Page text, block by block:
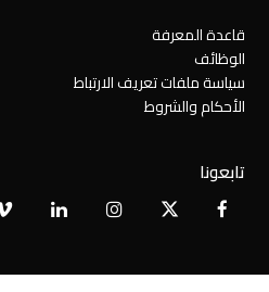
قاعدة المعرفة
الوظائف
سياسة ملفات تعريف الارتباط
الأحكام والشروط
تابعونا
Facebook
X
Instagram